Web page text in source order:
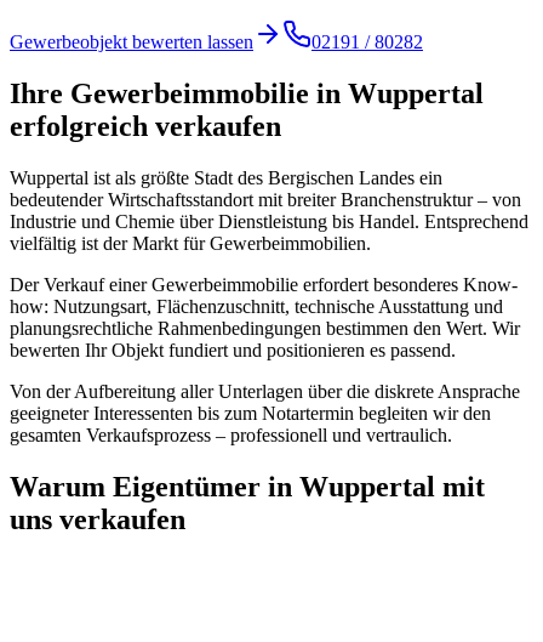
Gewerbeobjekt bewerten lassen 02191 / 80282
Ihre Gewerbeimmobilie in Wuppertal
erfolgreich verkaufen
Wuppertal ist als größte Stadt des Bergischen Landes ein
bedeutender Wirtschaftsstandort mit breiter Branchenstruktur – von
Industrie und Chemie über Dienstleistung bis Handel. Entsprechend
vielfältig ist der Markt für Gewerbeimmobilien.
Der Verkauf einer Gewerbeimmobilie erfordert besonderes Know-
how: Nutzungsart, Flächenzuschnitt, technische Ausstattung und
planungsrechtliche Rahmenbedingungen bestimmen den Wert. Wir
bewerten Ihr Objekt fundiert und positionieren es passend.
Von der Aufbereitung aller Unterlagen über die diskrete Ansprache
geeigneter Interessenten bis zum Notartermin begleiten wir den
gesamten Verkaufsprozess – professionell und vertraulich.
Warum Eigentümer in Wuppertal mit
uns verkaufen